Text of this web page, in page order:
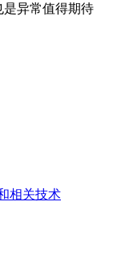
是异常值得期待
相关技术